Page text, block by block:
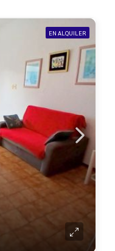
EN ALQUILER